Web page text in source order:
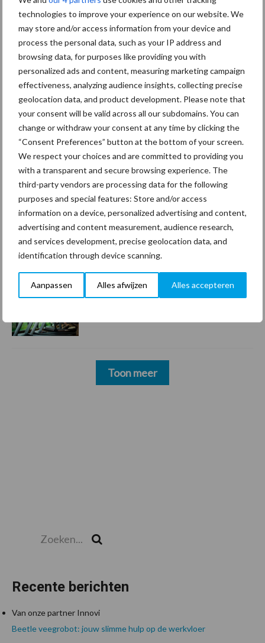
technologies to improve your experience on our website. We
may store and/or access information from your device and
process the personal data, such as your IP address and
browsing data, for purposes like providing you with
personalized ads and content, measuring marketing campaign
effectiveness, analyzing audience insights, collecting precise
geolocation data, and product development. Please note that
your consent will be valid across all our subdomains. You can
change or withdraw your consent at any time by clicking the
“Consent Preferences” button at the bottom of your screen.
We respect your choices and are committed to providing you
with a transparent and secure browsing experience. The
third-party vendors are processing data for the following
purposes and special features: Store and/or access
information on a device, personalized advertising and content,
advertising and content measurement, audience research,
and services development, precise geolocation data, and
identification through device scanning.
Aanpassen Alles afwijzen Alles accepteren
Primaire
Sidebar
Recent nieuws Partner nieuws
30 dec
Hervorming flexibele
arbeidscontracten kent mitsen en
maren
29 dec
Freddy van de Ridder Cleaners:
“Glazenwassen zit in m’n bloed,
maar innoveren is mijn toekomst”
24 dec
Friendship Sports Centre maakt
vrienden voor het leven
23 dec
Business Apps: breng rust in de
schoonmaakchaos
22 dec
Sportschool Saints & Stars moet
Toon meer
Recente berichten
Van onze partner Innovi
Beetle veegrobot: jouw slimme hulp op de werkvloer